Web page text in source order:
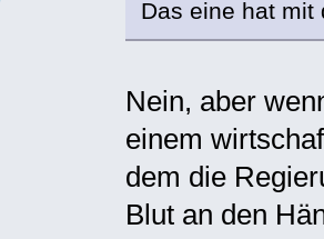
Das eine hat mit
Nein, aber
einem
dem die
Blut an den